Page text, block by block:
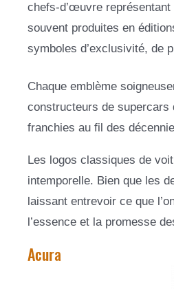
chefs-d’œuvre
souvent produites en
symboles d’exclusivité, de
Chaque emblème
constructeurs de supercars
franchies au fil des
Les logos classiques de
intemporelle. Bien que les
laissant entrevoir ce que
l’essence et la promesse
Acura